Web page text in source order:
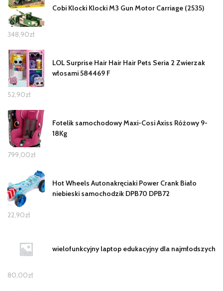
Cobi Klocki Klocki M3 Gun Motor Carriage (2535)
348,90zł
LOL Surprise Hair Hair Hair Pets Seria 2 Zwierzak
włosami 584469 F
52,90zł
Fotelik samochodowy Maxi-Cosi Axiss Różowy 9-
18Kg
799,00zł
Hot Wheels Autonakręciaki Power Crank Biało
niebieski samochodzik DPB70 DPB72
22,90zł
wielofunkcyjny laptop edukacyjny dla najmłodszych
80,00zł